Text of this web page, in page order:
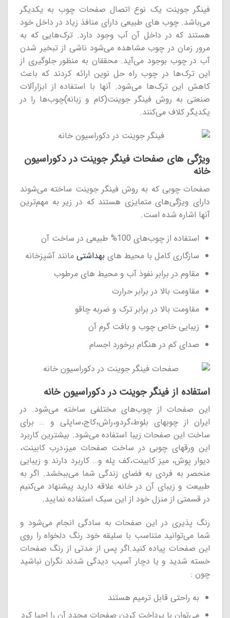
فینگر جوینت یک نوع اتصال صفحات چوب به یکدیگر
می‌باشد. چوب های طبیعی دارای منافذ زیاد در داخل خود
هستند که در داخل آن آب وجود دارد. ترک‌هایی که به
مرور زمان در چوب مشاهده می‌شود ناشی از تبخیر شدن
آب در چوب بوجود می‌آید. محققان به منظور جلوگیری از
این ترک‌ها در چوب راه حل نوین ارائه کردند که باعث
کاهش این ترک‌ها می‌شود. آنها با استفاده از ابزارآلات
صنعتی به روش فینگر جوینت(کام و زبانه)چوب‌ها را در
یکدیگر کلاف می‌کنند.
ویژگی های صفحات فینگر جوینت در دکوراسیون
خانه
صفحات چوبی که به روش فینگر جوینت ساخته می‌شوند
دارای ویژگی‌های متمایزی هستند که در زیر به مهم‌ترین
آنها اشاره شده است.
استفاده از چوب‌های 100% طبیعی در ساخت آن
سازگاری کامل با محیط های بهداشتیمانند آشپزخانه
مقاوم در برابر نفوذ آب و محیط های مرطوب
مقاومت بالا در برابر حرارت
مقاومت بالا در برابر ترک و ضربه چاقو
زیبایی خاص چوب و بافت گرم آن
صدای کم در هنگام برخورد اجسام
استفاده از فینگر جوینت در دکوراسیون خانه
این صفحات از چوب‌های مختلفی ساخته می‌شود. در
ایران از چوبهای بلوط،گردو،راش،کاج،ساپلی و … برای
ساخت این صفحات زیبا استفاده می‌شود. بیشترین کاربرد
این ورقهای چوبی در ساخت صفحات میز،درب کابینت،
دیوار پوش، میز کابینت،کف پله و… کاربرد دارند و زیبایی
منحصر به فردی به فضای زندگی شما می‌ببخشد. اگر به
طبیعت و زیبای آن در خانه علاقه دارید پیشنهاد می‌کنیم
در قسمتی از منزل خود از این سبک استفاده نمایید.
رنگ پذیری در این صفحات به سادگی انجام می‌شود و
شما می‌توانید متناسب با سلیقه خود رنگ دلخواه را روی
این صفحات پیاده کنید.اگر پس از مدتی از رنگ صفحات
خسته شدید و یا دچار آسیب دیدگی شدند نگران نباشید
چون :
به راحتی قابل ترمیم هستند
می‌توان با پرداخت کردن صفحات مجدد آن را احیا کرد